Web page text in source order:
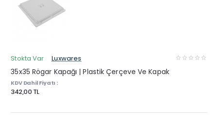
Stokta Var Luxwares
35x35 Rögar Kapağı | Plastik Çerçeve Ve Kapak
KDV Dahil Fiyatı :
342,00 TL